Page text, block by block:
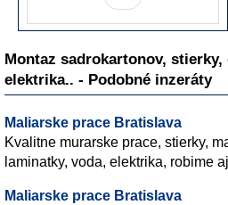
Montaz sadrokartonov, stierky,
elektrika.. - Podobné inzeráty
Maliarske prace Bratislava
Kvalitne murarske prace, stierky,
laminatky, voda, elektrika, robime
Maliarske prace Bratislava